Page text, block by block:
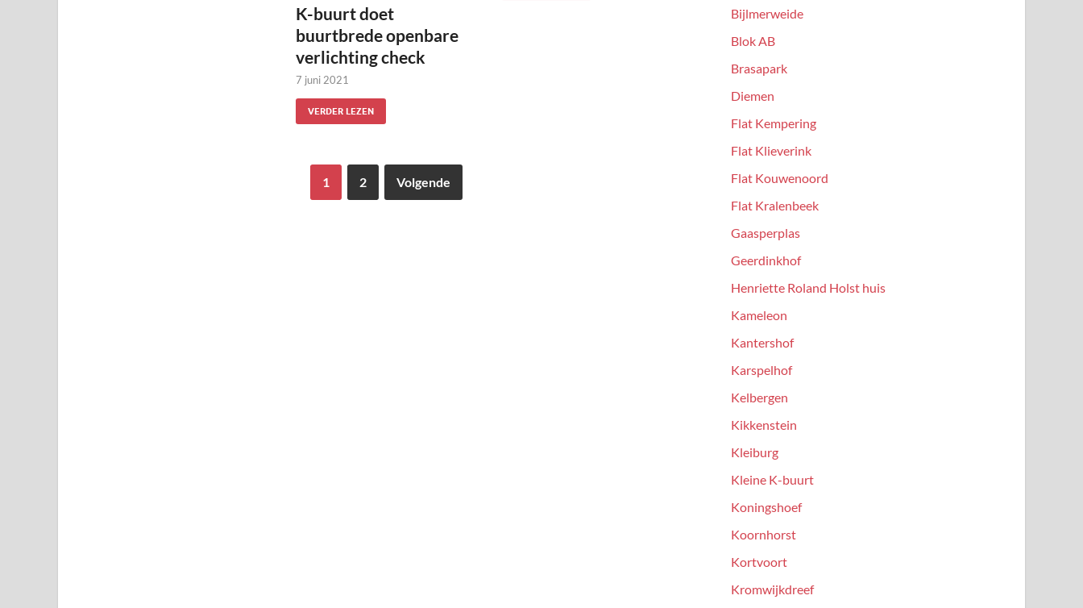
K-buurt doet
buurtbrede openbare
verlichting check
7 juni 2021
VERDER LEZEN
1 2 Volgende
Bijlmerweide
Blok AB
Brasapark
Diemen
Flat Kempering
Flat Klieverink
Flat Kouwenoord
Flat Kralenbeek
Gaasperplas
Geerdinkhof
Henriette Roland Holst huis
Kameleon
Kantershof
Karspelhof
Kelbergen
Kikkenstein
Kleiburg
Kleine K-buurt
Koningshoef
Koornhorst
Kortvoort
Kromwijkdreef